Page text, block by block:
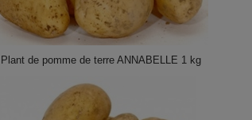
Plant de pomme de terre ANNABELLE 1 kg